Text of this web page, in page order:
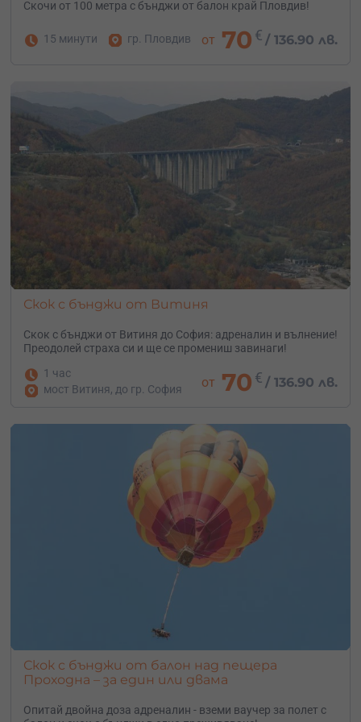
Скочи от 100 метра с бънджи от балон край Пловдив!
15 минути гр. Пловдив от 70 € /136.90 лв.
Скок с бънджи от Витиня
Скок с бънджи от Витиня до София: адреналин и вълнение!
Преодолей страха си и ще се промениш завинаги!
1 час
мост Витиня, до гр. София
от 70 € /136.90 лв.
Скок с бънджи от балон над пещера
Проходна – за един или двама
Опитай двойна доза адреналин - вземи ваучер за полет с